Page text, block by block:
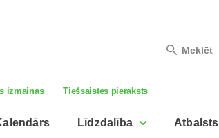
Meklēt
izmaiņas Tiešsaistes pieraksts
Līdzdalība Atbalsts